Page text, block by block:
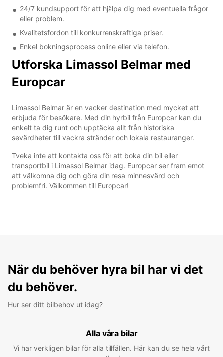
24/7 kundsupport för att hjälpa dig med eventuella frågor
eller problem.
Kvalitetsfordon till konkurrenskraftiga priser.
Enkel bokningsprocess online eller via telefon.
Utforska Limassol Belmar med
Europcar
Limassol Belmar är en vacker destination med mycket att
erbjuda för besökare. Med din hyrbil från Europcar kan du
enkelt ta dig runt och upptäcka allt från historiska
sevärdheter till vackra stränder och lokala restauranger.
Tveka inte att kontakta oss för att boka din bil eller
transportbil i Limassol Belmar idag. Europcar ser fram emot
att välkomna dig och göra din resa minnesvärd och
problemfri. Välkommen till Europcar!
När du behöver hyra bil har vi det
du behöver.
Hur ser ditt bilbehov ut idag?
Alla våra bilar
Vi har verkligen bilar för alla tillfällen. Här kan du se hela vårt